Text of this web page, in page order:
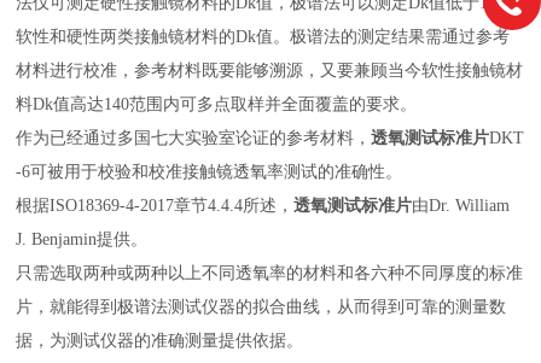
软性和硬性两类接触镜材料的Dk值。极谱法的测定结果需通过参考
材料进行校准，参考材料既要能够溯源，又要兼顾当今软性接触镜材
料Dk值高达140范围内可多点取样并全面覆盖的要求。
作为已经通过多国七大实验室论证的参考材料，透氧测试标准片DKT
-6可被用于校验和校准接触镜透氧率测试的准确性。
根据ISO18369-4-2017章节4.4.4所述，透氧测试标准片由Dr. William
J. Benjamin提供。
只需选取两种或两种以上不同透氧率的材料和各六种不同厚度的标准
片，就能得到极谱法测试仪器的拟合曲线，从而得到可靠的测量数
据，为测试仪器的准确测量提供依据。